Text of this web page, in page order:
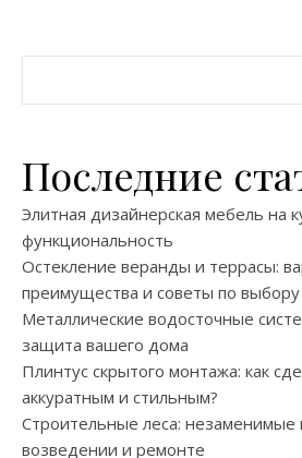
Последние
Элитная дизайнерская мебель на
функциональность
Остекление веранды и террасы:
преимущества и советы по выбору
Металлические водосточные
защита вашего дома
Плинтус скрытого монтажа: как
аккуратным и стильным?
Строительные леса:
возведении и ремонте